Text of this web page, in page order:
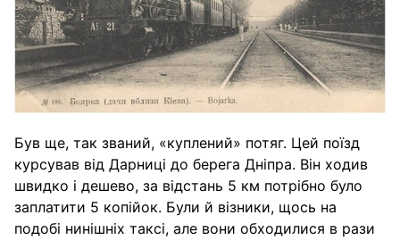
Був ще, так званий, «куплений» потяг. Цей поїзд
курсував від Дарниці до берега Дніпра. Він ходив
швидко і дешево, за відстань 5 км потрібно було
заплатити 5 копійок. Були й візники, щось на
подобі нинішніх таксі, але вони обходилися в рази